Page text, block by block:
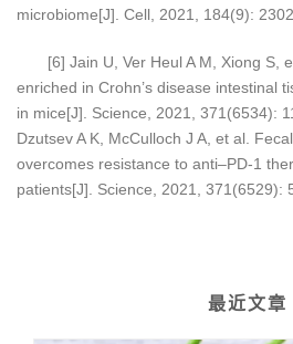
microbiome[J]. Cell, 2021, 184(9):
[6] Jain U, Ver Heul A M, Xiong S,
enriched in Crohn’s disease intestinal
in mice[J]. Science, 2021, 371(6534):
Dzutsev A K, McCulloch J A, et al.
overcomes resistance to anti–PD-1
patients[J]. Science, 2021, 371(6529):
最近文章